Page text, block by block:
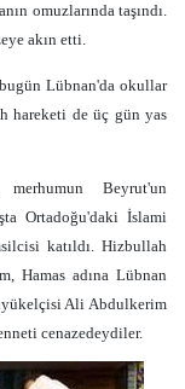
omuzlarında taşındı.
akın etti.
Lübnan'da okullar
hareketi de üç gün yas
merhumun Beyrut'un
Ortadoğu'daki İslami
katıldı. Hizbullah
Hamas adına Lübnan
Ali Abdulkerim
cenazedeydiler.